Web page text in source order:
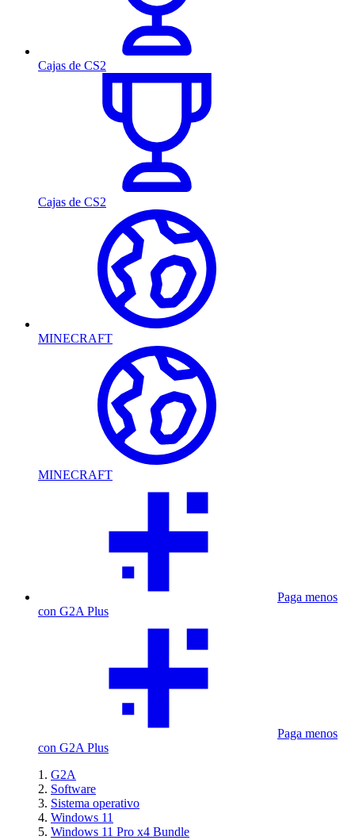
Cajas de CS2
Cajas de CS2
MINECRAFT
MINECRAFT
Paga menos
con G2A Plus
Paga menos
con G2A Plus
G2A
Software
Sistema operativo
Windows 11
Windows 11 Pro x4 Bundle